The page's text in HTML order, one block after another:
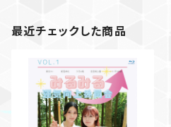
最近チェックした商品